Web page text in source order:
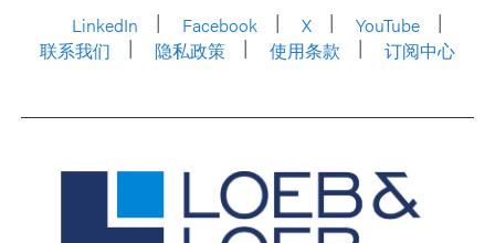
LinkedIn
Facebook X
YouTube
联系我们
隐私政策 使用条款 订阅中心